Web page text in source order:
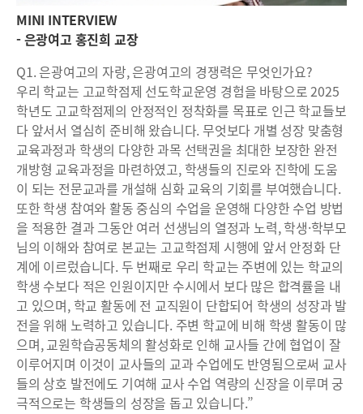
MINI INTERVIEW
- 은광여고 홍진희 교장
Q1. 은광여고의 자랑, 은광여고의 경쟁력은 무엇인가요?
우리 학교는 고교학점제 선도학교운영 경험을 바탕으로 2025
학년도 고교학점제의 안정적인 정착화를 목표로 인근 학교들보
다 앞서서 열심히 준비해 왔습니다. 무엇보다 개별 성장 맞춤형
교육과정과 학생의 다양한 과목 선택권을 최대한 보장한 완전
개방형 교육과정을 마련하였고, 학생들의 진로와 진학에 도움
이 되는 전문교과를 개설해 심화 교육의 기회를 부여했습니다.
또한 학생 참여와 활동 중심의 수업을 운영해 다양한 수업 방법
을 적용한 결과 그동안 여러 선생님의 열정과 노력, 학생·학부모
님의 이해와 참여로 본교는 고교학점제 시행에 앞서 안정화 단
계에 이르렀습니다. 두 번째로 우리 학교는 주변에 있는 학교의
학생 수보다 적은 인원이지만 수시에서 보다 많은 합격률을 내
고 있으며, 학교 활동에 전 교직원이 단합되어 학생의 성장과 발
전을 위해 노력하고 있습니다. 주변 학교에 비해 학생 활동이 많
으며, 교원학습공동체의 활성화로 인해 교사들 간에 협업이 잘
이루어지며 이것이 교사들의 교과 수업에도 반영됨으로써 교사
들의 상호 발전에도 기여해 교사 수업 역량의 신장을 이루며 궁
극적으로는 학생들의 성장을 돕고 있습니다.”